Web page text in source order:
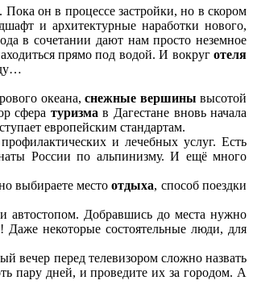
он в процессе застройки, но в скором
и архитектурные наработки нового,
в сочетании дают нам просто неземное
прямо под водой. И вокруготеля
океана,снежные вершины высотой
сфера туризма в Дагестане вновь начала
европейским стандартам.
и лечебных услуг. Есть
России по альпинизму. И ещё много
выбираете местоотдыха, способ поездки
автостопом. Добравшись до места нужно
! Даже некоторые состоятельные люди, для
вечер перед телевизором сложно назвать
пару дней, и проведите их за городом. А